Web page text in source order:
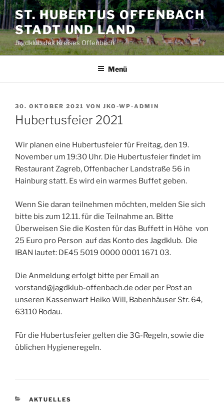
Zum
Inhalt
springen
ST. HUBERTUS OFFENBACH
STADT UND LAND
Jagdklub des Kreises Offenbach
Menü
VERÖFFENTLICHT
AM
30. OKTOBER 2021 VON JKO-WP-ADMIN
Hubertusfeier 2021
Wir planen eine Hubertusfeier für Freitag, den 19.
November um 19:30 Uhr. Die Hubertusfeier findet im
Restaurant Zagreb, Offenbacher Landstraße 56 in
Hainburg statt. Es wird ein warmes Buffet geben.
Wenn Sie daran teilnehmen möchten, melden Sie sich
bitte bis zum 12.11. für die Teilnahme an. Bitte
Überweisen Sie die Kosten für das Buffett in Höhe von
25 Euro pro Person auf das Konto des Jagdklub. Die
IBAN lautet: DE45 5019 0000 0001 1671 03.
Die Anmeldung erfolgt bitte per Email an
vorstand@jagdklub-offenbach.de oder per Post an
unseren Kassenwart Heiko Will, Babenhäuser Str. 64,
63110 Rodau.
Für die Hubertusfeier gelten die 3G-Regeln, sowie die
üblichen Hygieneregeln.
KATEGORIEN
AKTUELLES